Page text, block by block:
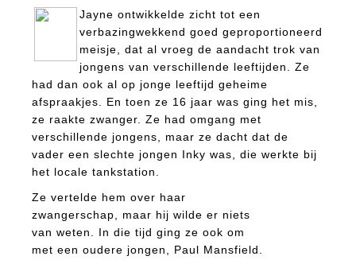
Jayne ontwikkelde zicht tot een
verbazingwekkend goed geproportioneerd
meisje, dat al vroeg de aandacht trok van
jongens van verschillende leeftijden. Ze
had dan ook al op jonge leeftijd geheime
afspraakjes. En toen ze 16 jaar was ging het mis,
ze raakte zwanger. Ze had omgang met
verschillende jongens, maar ze dacht dat de
vader een slechte jongen Inky was, die werkte bij
het locale tankstation.
Ze vertelde hem over haar
zwangerschap, maar hij wilde er niets
van weten. In die tijd ging ze ook om
met een oudere jongen, Paul Mansfield.